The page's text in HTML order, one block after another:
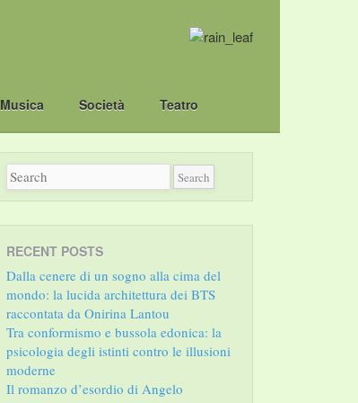
Musica Società Teatro
RECENT POSTS
Dalla cenere di un sogno alla cima del
mondo: la lucida architettura dei BTS
raccontata da Onirina Lantou
Tra conformismo e bussola edonica: la
psicologia degli istinti contro le illusioni
moderne
Il romanzo d’esordio di Angelo